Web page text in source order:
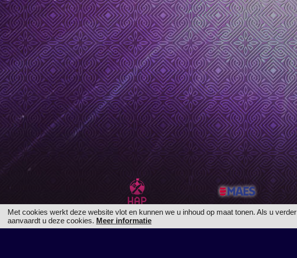
Met cookies werkt deze website vlot en kunnen we u inhoud op maat tonen. Als u
aanvaardt u deze cookies. Meer informatie